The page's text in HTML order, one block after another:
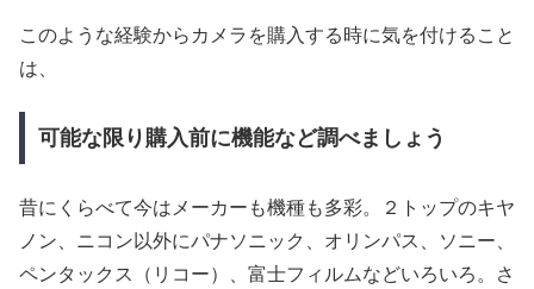
このような経験からカメラを購入する時に気を付けること
は、
可能な限り購入前に機能など調べましょう
昔にくらべて今はメーカーも機種も多彩。２トップのキヤ
ノン、ニコン以外にパナソニック、オリンパス、ソニー、
ペンタックス（リコー）、富士フィルムなどいろいろ。さ